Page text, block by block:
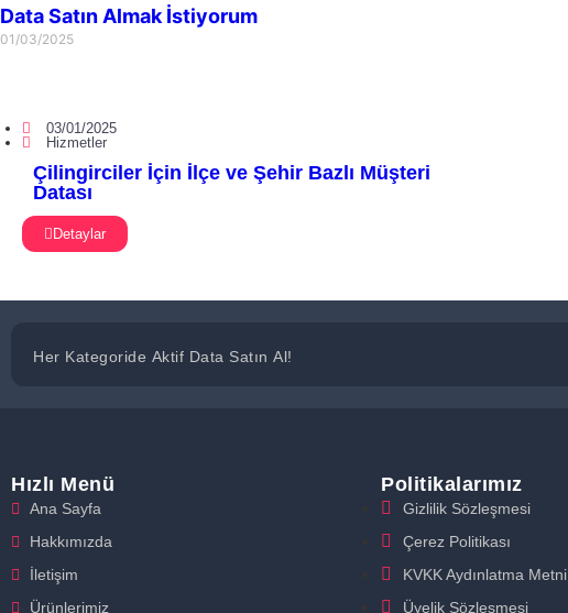
Data Satın Almak İstiyorum
01/03/2025
03/01/2025
Hizmetler
Çilingirciler İçin İlçe ve Şehir Bazlı Müşteri
Datası
Detaylar
Her Kategoride Aktif Data Satın Al!
Hızlı Menü
Ana Sayfa
Hakkımızda
İletişim
Ürünlerimiz
Politikalarımız
Gizlilik Sözleşmesi
Çerez Politikası
KVKK Aydınlatma Metni
Üyelik Sözleşmesi